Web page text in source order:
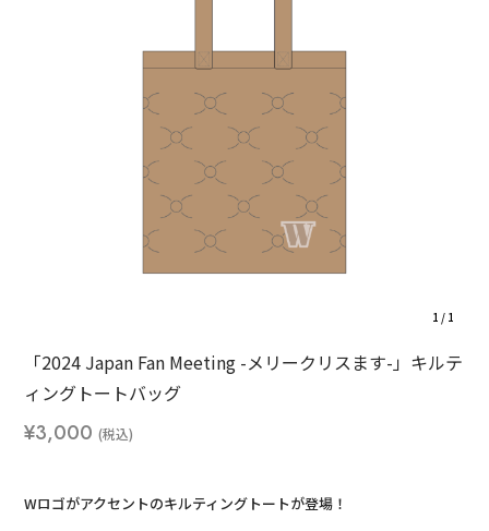
1 / 1
「2024 Japan Fan Meeting -メリークリスます-」キルテ
ィングトートバッグ
¥3,000
Wロゴがアクセントのキルティングトートが登場！